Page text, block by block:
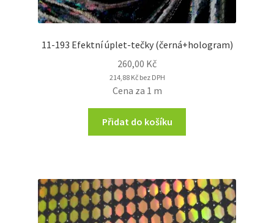
11-193 Efektní úplet-tečky (černá+hologram)
260,00 Kč
214,88 Kčbez DPH
Cena za 1 m
Přidat do košíku